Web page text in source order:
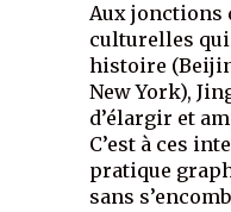
Aux jonctions
culturelles
histoire
New York),
d’élargir et
C’est à ces
pratique
sans